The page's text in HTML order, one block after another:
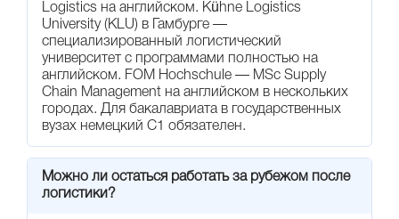
Logistics на английском. Kühne Logistics
University (KLU) в Гамбурге —
специализированный логистический
университет с программами полностью на
английском. FOM Hochschule — MSc Supply
Chain Management на английском в нескольких
городах. Для бакалавриата в государственных
вузах немецкий C1 обязателен.
Можно ли остаться работать за рубежом после
логистики?